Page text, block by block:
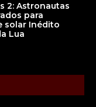
2: Astronautas
para
solar Inédito
Lua